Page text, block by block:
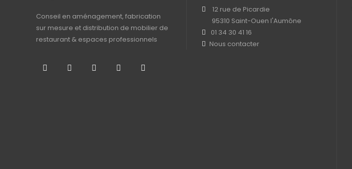
Conseil en aménagement, fabrication
sur mesure et distribution de mobilier de
restaurant & espaces professionnels
12 rue de Picardie
95310 Saint-Ouen l'Aumône
01 34 30 41 16
Nous contacter